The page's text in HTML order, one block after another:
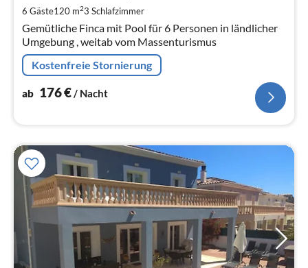
6 Gäste120 m23 Schlafzimmer
Gemütliche Finca mit Pool für 6 Personen in ländlicher
Umgebung , weitab vom Massenturismus
Kostenfreie Stornierung
ab 176€/ Nacht